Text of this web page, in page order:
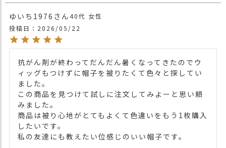
ン
商品詳細
つことができるのも魅力の一つ。
ゆったりとしたサイズ感で、快適なかぶり
カジュアルな日常着から、ちょっとしたお
出かけ着まで、幅広いシーンで活躍するこ
年代・性別問わず長くかぶれます。
す。
・長時間濡れたままで重ねて置いたり、汗
ゆいち1976 40代 女性
投稿日
2026/05/22
抗がん剤が終わってだんだん暑くなってきたのでウ
ィッグもつけずに帽子を被りたくて色々と探してい
ました。
この商品を見つけて試しに注文してみよーと思い頼
みました。
商品は被り心地がとてもよくて色違いをもう1枚購入
したいです。
私の友達にも教えたい位感じのいい帽子です。